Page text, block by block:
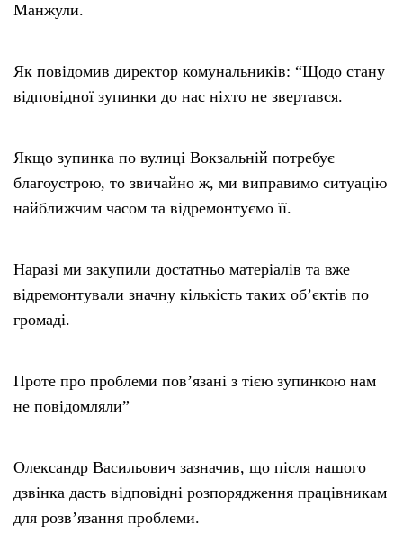
Манжули.
Як повідомив директор комунальників: “Щодо стану
відповідної зупинки до нас ніхто не звертався.
Якщо зупинка по вулиці Вокзальній потребує
благоустрою, то звичайно ж, ми виправимо ситуацію
найближчим часом та відремонтуємо її.
Наразі ми закупили достатньо матеріалів та вже
відремонтували значну кількість таких об’єктів по
громаді.
Проте про проблеми пов’язані з тією зупинкою нам
не повідомляли”
Олександр Васильович зазначив, що після нашого
дзвінка дасть відповідні розпорядження працівникам
для розв’язання проблеми.